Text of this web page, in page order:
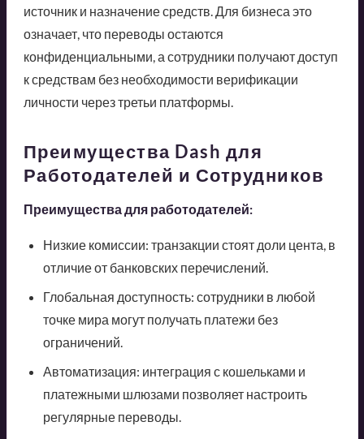
источник и назначение средств. Для бизнеса это
означает, что переводы остаются
конфиденциальными, а сотрудники получают доступ
к средствам без необходимости верификации
личности через третьи платформы.
Преимущества Dash для
Работодателей и Сотрудников
Преимущества для работодателей:
Низкие комиссии: транзакции стоят доли цента, в
отличие от банковских перечислений.
Глобальная доступность: сотрудники в любой
точке мира могут получать платежи без
ограничений.
Автоматизация: интеграция с кошельками и
платежными шлюзами позволяет настроить
регулярные переводы.